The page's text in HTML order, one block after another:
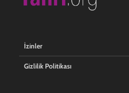
İzinler
Gizlilik Politikası